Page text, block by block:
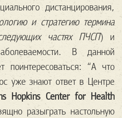
дистанцирования,
и стратегию термина
частях ПЧСП) и
В данной
поинтересоваться: “А что
уже знают ответ в Центре
Hopkins Center for Health
разыграть настольную